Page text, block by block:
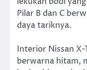
Pilar B dan C
daya tariknya.
Interior Nissan
berwarna hitam,